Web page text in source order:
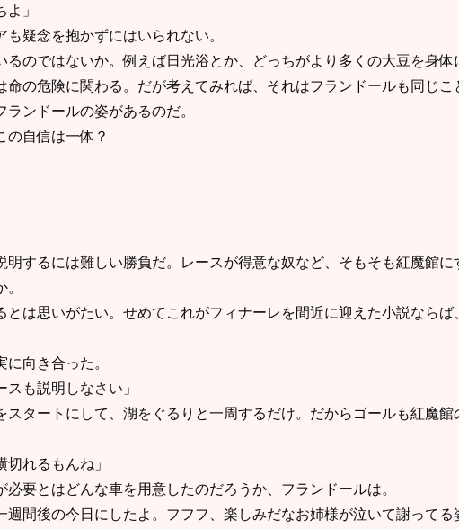
」
疑念を抱かずにはいられない。
のではないか。例えば日光浴とか、どっちがより多くの大豆を身体
の危険に関わる。だが考えてみれば、それはフランドールも同じ
ンドールの姿があるのだ。
自信は一体？
するには難しい勝負だ。レースが得意な奴など、そもそも紅魔館
は思いがたい。せめてこれがフィナーレを間近に迎えた小説ならば
向き合った。
も説明しなさい」
タートにして、湖をぐるりと一周するだけ。だからゴールも紅魔館
れるもんね」
要とはどんな車を用意したのだろうか、フランドールは。
間後の今日にしたよ。フフフ、楽しみだなお姉様が泣いて謝ってる